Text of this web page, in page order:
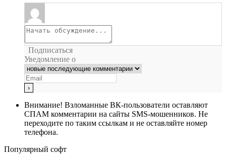
Подписаться
Уведомление о
Внимание! Взломанные ВК-пользователи оставляют
СПАМ комментарии на сайты SMS-мошенников. Не
переходите по таким ссылкам и не оставляйте номер
телефона.
Популярный софт